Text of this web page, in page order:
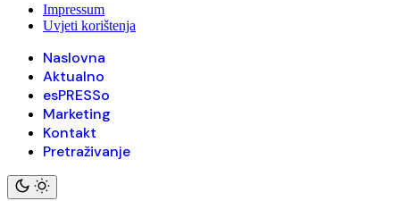
Impressum
Uvjeti korištenja
Naslovna
Aktualno
esPRESSo
Marketing
Kontakt
Pretraživanje